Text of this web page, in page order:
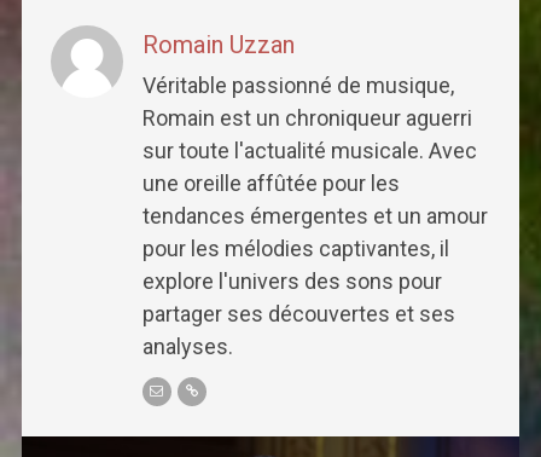
Romain Uzzan
Véritable passionné de musique,
Romain est un chroniqueur aguerri
sur toute l'actualité musicale. Avec
une oreille affûtée pour les
tendances émergentes et un amour
pour les mélodies captivantes, il
explore l'univers des sons pour
partager ses découvertes et ses
analyses.